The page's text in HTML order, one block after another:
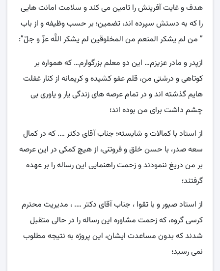
هدف و غایت آفرینش را تامین می کند و سلامت امانت هایی
را که به دستش سپرده اند، تضمین؛ بر حسب وظیفه و از باب
” من لم یشکر المنعم من المخلوقین لم یشکر اللَّه عزّ و جلّ”:
ازپدر و مادر عزیزم… این دو معلم بزرگوارم… که همواره بر
کوتاهی و درشتی من، قلم عفو کشیده و کریمانه از کنار غفلت
هایم گذشته اند و در تمام عرصه های زندگی یار و یاوری بی
چشم داشت برای من بوده اند؛
از استاد با کمالات و شایسته؛ جناب آقای دکتر …. که در کمال
سعه صدر، با حسن خلق و فروتنی، از هیچ کمکی در این عرصه
بر من دریغ ننمودند و زحمت راهنمایی این رساله را بر عهده
گرفتند؛
از استاد صبور و با تقوا ، جناب آقای دکتر …. ، مدیریت محترم
کرسی گروه، که زحمت مشاوره این رساله را در حالی متقبل
شدند که بدون مساعدت ایشان، این پروژه به نتیجه مطلوب
نمی رسید؛